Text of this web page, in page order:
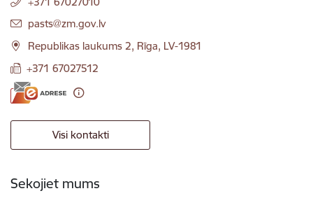
E-pasts:
pasts@zm.gov.lv
Republikas laukums 2, Rīga, LV-1981
+371 67027512
Visi kontakti
Sekojiet mums